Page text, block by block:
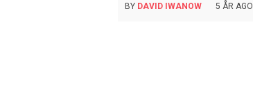
BY DAVID IWANOW 5 ÅR AGO